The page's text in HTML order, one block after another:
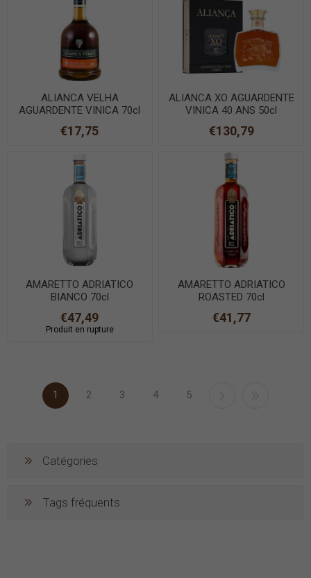
ALIANCA VELHA
AGUARDENTE VINICA 70cl
€17,75
ALIANCA XO AGUARDENTE
VINICA 40 ANS 50cl
€130,79
AMARETTO ADRIATICO
BIANCO 70cl
€47,49
Produit en rupture
AMARETTO ADRIATICO
ROASTED 70cl
€41,77
1 2 3 4 5
Catégories
Tags fréquents